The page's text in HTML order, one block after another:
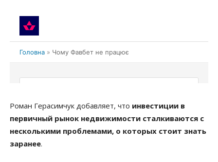
Роман Герасимчук добавляет, что инвестиции в
первичный рынок недвижимости сталкиваются с
несколькими проблемами, о которых стоит знать
заранее.